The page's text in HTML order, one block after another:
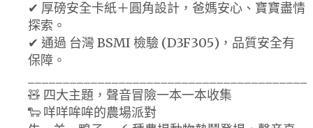
✔ 厚磅安全卡紙＋圓角設計，爸媽安心、寶寶盡情
探索。
✔ 通過 台灣 BSMI 檢驗 (D3F305)，品質安全有
保障。
🧸 四大主題，聲音冒險一本一本收集
🐑 咩咩哞哞的農場派對